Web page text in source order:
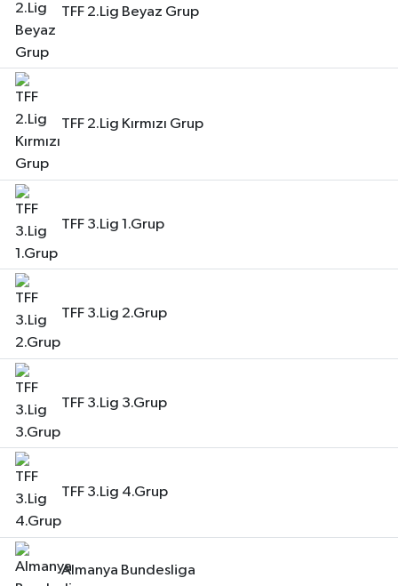
TFF 2.Lig Beyaz Grup
TFF 2.Lig Kırmızı Grup
TFF 3.Lig 1.Grup
TFF 3.Lig 2.Grup
TFF 3.Lig 3.Grup
TFF 3.Lig 4.Grup
Almanya Bundesliga